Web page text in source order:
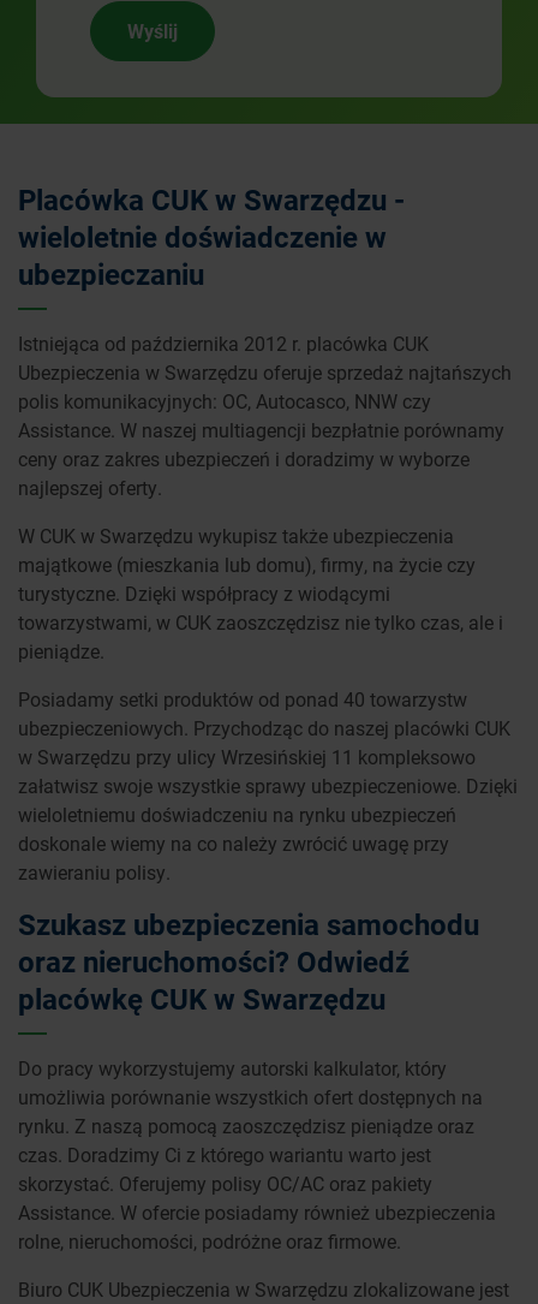
Wyślij
Placówka CUK w Swarzędzu -
wieloletnie doświadczenie w
ubezpieczaniu
Istniejąca od października 2012 r. placówka CUK
Ubezpieczenia w Swarzędzu oferuje sprzedaż najtańszych
polis komunikacyjnych: OC, Autocasco, NNW czy
Assistance. W naszej multiagencji bezpłatnie porównamy
ceny oraz zakres ubezpieczeń i doradzimy w wyborze
najlepszej oferty.
W CUK w Swarzędzu wykupisz także ubezpieczenia
majątkowe (mieszkania lub domu), firmy, na życie czy
turystyczne. Dzięki współpracy z wiodącymi
towarzystwami, w CUK zaoszczędzisz nie tylko czas, ale i
pieniądze.
Posiadamy setki produktów od ponad 40 towarzystw
ubezpieczeniowych. Przychodząc do naszej placówki CUK
w Swarzędzu przy ulicy Wrzesińskiej 11 kompleksowo
załatwisz swoje wszystkie sprawy ubezpieczeniowe. Dzięki
wieloletniemu doświadczeniu na rynku ubezpieczeń
doskonale wiemy na co należy zwrócić uwagę przy
zawieraniu polisy.
Szukasz ubezpieczenia samochodu
oraz nieruchomości? Odwiedź
placówkę CUK w Swarzędzu
Do pracy wykorzystujemy autorski kalkulator, który
umożliwia porównanie wszystkich ofert dostępnych na
rynku. Z naszą pomocą zaoszczędzisz pieniądze oraz
czas. Doradzimy Ci z którego wariantu warto jest
skorzystać. Oferujemy polisy OC/AC oraz pakiety
Assistance. W ofercie posiadamy również ubezpieczenia
rolne, nieruchomości, podróżne oraz firmowe.
Biuro CUK Ubezpieczenia w Swarzędzu zlokalizowane jest